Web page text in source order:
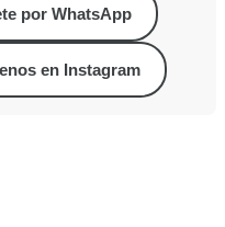
por WhatsApp
en Instagram